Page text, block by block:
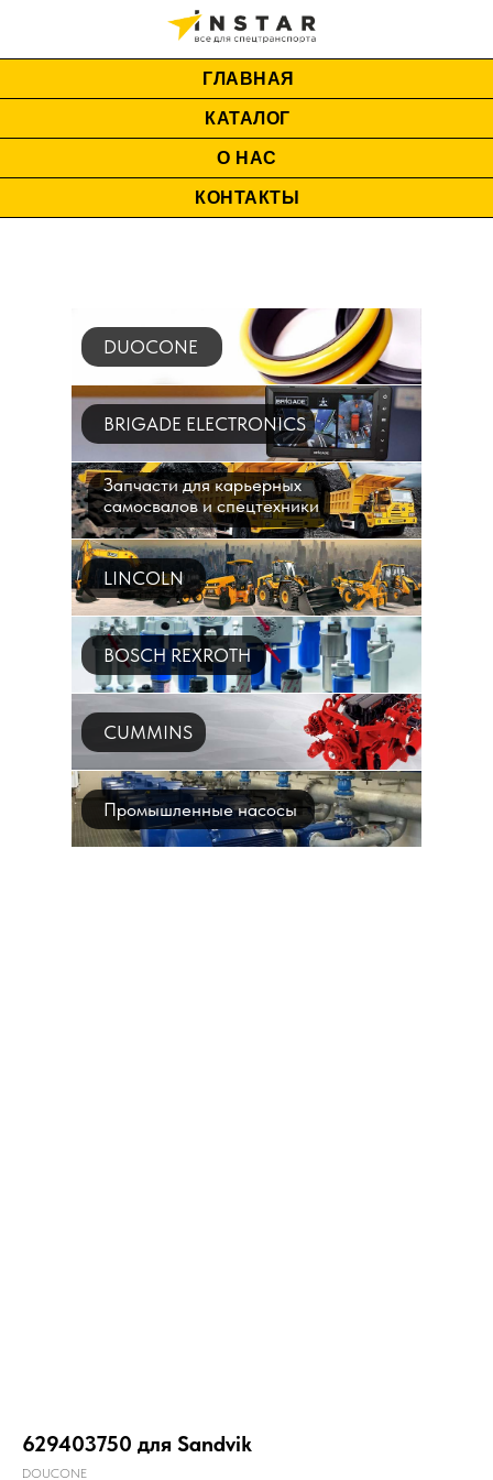
ГЛАВНАЯ
КАТАЛОГ
О НАС
КОНТАКТЫ
DUOCONE
BRIGADE ELECTRONICS
Запчасти для карьерных
самосвалов и спецтехники
LINCOLN
BOSCH REXROTH
CUMMINS
Промышленные насосы
629403750 для Sandvik
DOUCONE